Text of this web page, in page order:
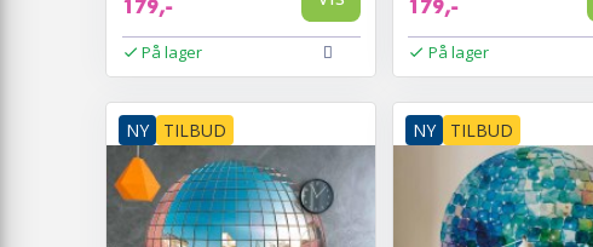
179,-
På lager
179,-
På lager
NY TILBUD NY TILBUD